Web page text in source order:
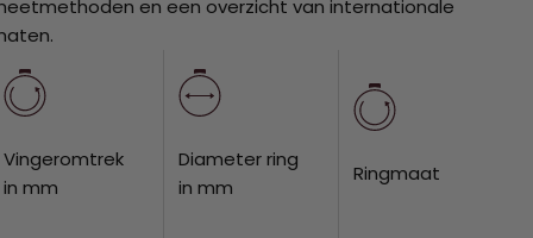
en een overzicht van internationale
Vingeromtrek
in mm
Diameter ring
in mm
Ringmaat